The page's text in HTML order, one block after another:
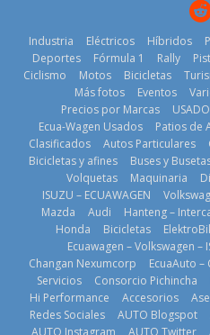
BMW, Toyota,
Bosch y
prueban flota
que usa
gasolina 100%
renovable
25 de julio de
2026
La Vuelta
Ecuador
edición
recorre 7
días
1 de
2026
Industria Eléctricos Híbridos
Deportes
Fórmula 1 Rally
Ciclismo
Motos Bicicletas
Más fotos
Eventos
Precios por Marcas
Ecua-Wagen Usados
Patios de
Clasificados
Autos Particulares
Bicicletas y afines
Buses y
Volquetas
Maquinaria
ISUZU – ECUAWAGEN
Mazda
Audi Hanteng –
Honda
Bicicletas
Ecuawagen – Volkswagen –
Changan Nexumcorp
EcuaAuto
Servicios
Consorcio Pichincha
Hi Performance
Accesorios
Redes Sociales
AUTO Blogspot